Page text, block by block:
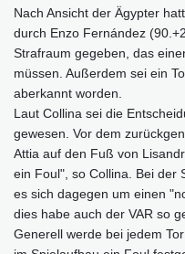
Nach Ansicht der Ägypter
durch Enzo Fernández
Strafraum gegeben, das
müssen. Außerdem sei ein
aberkannt worden.
Laut Collina sei die
gewesen. Vor dem
Attia auf den Fuß von
ein Foul", so Collina. Bei der
es sich dagegen um einen
dies habe auch der VAR so
Generell werde bei jedem